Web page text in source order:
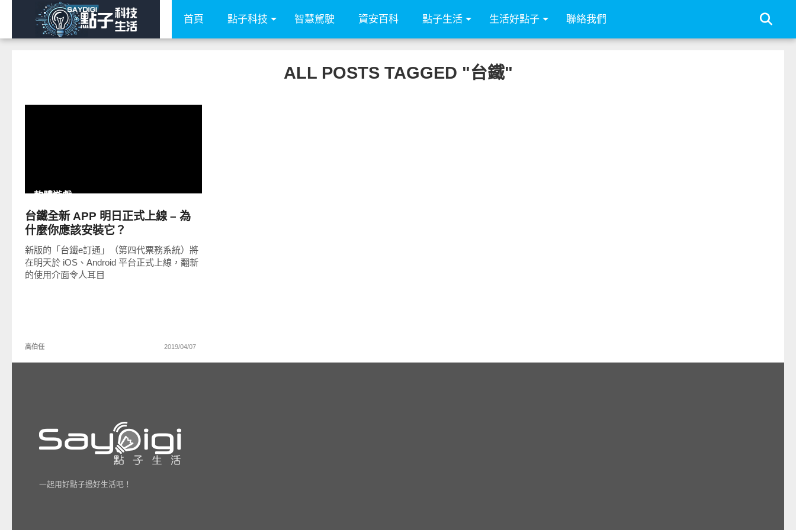
首頁 點子科技 智慧駕駛 資安百科 點子生活 生活好點子 聯絡我們
ALL POSTS TAGGED "台鐵"
軟體遊戲
台鐵全新 APP 明日正式上線 – 為
什麼你應該安裝它？
新版的「台鐵e訂通」（第四代票務系統）將
在明天於 iOS、Android 平台正式上線，翻新
的使用介面令人耳目
高伯任 2019/04/07
一起用好點子過好生活吧！